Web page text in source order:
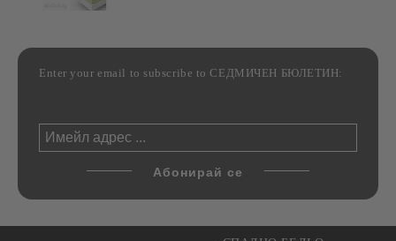
Enter your email to subscribe to СЕДМИЧЕН БЮЛЕТИН: